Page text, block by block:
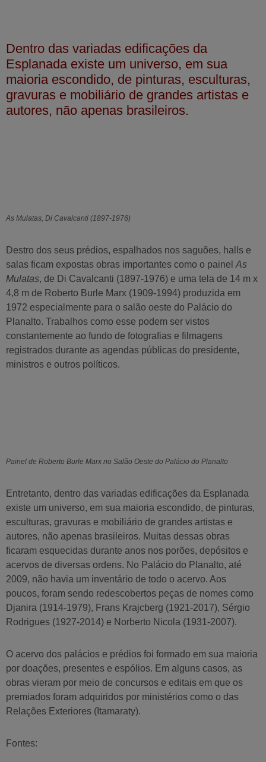
Dentro das variadas edificações da
Esplanada existe um universo, em sua
maioria escondido, de pinturas, esculturas,
gravuras e mobiliário de grandes artistas e
autores, não apenas brasileiros.
As Mulatas, Di Cavalcanti (1897-1976)
Destro dos seus prédios, espalhados nos saguões, halls e
salas ficam expostas obras importantes como o painel As
Mulatas, de Di Cavalcanti (1897-1976) e uma tela de 14 m x
4,8 m de Roberto Burle Marx (1909-1994) produzida em
1972 especialmente para o salão oeste do Palácio do
Planalto. Trabalhos como esse podem ser vistos
constantemente ao fundo de fotografias e filmagens
registrados durante as agendas públicas do presidente,
ministros e outros políticos.
Painel de Roberto Burle Marx no Salão Oeste do Palácio do Planalto
Entretanto, dentro das variadas edificações da Esplanada
existe um universo, em sua maioria escondido, de pinturas,
esculturas, gravuras e mobiliário de grandes artistas e
autores, não apenas brasileiros. Muitas dessas obras
ficaram esquecidas durante anos nos porões, depósitos e
acervos de diversas ordens. No Palácio do Planalto, até
2009, não havia um inventário de todo o acervo. Aos
poucos, foram sendo redescobertos peças de nomes como
Djanira (1914-1979), Frans Krajcberg (1921-2017), Sérgio
Rodrigues (1927-2014) e Norberto Nicola (1931-2007).
O acervo dos palácios e prédios foi formado em sua maioria
por doações, presentes e espólios. Em alguns casos, as
obras vieram por meio de concursos e editais em que os
premiados foram adquiridos por ministérios como o das
Relações Exteriores (Itamaraty).
Fontes: